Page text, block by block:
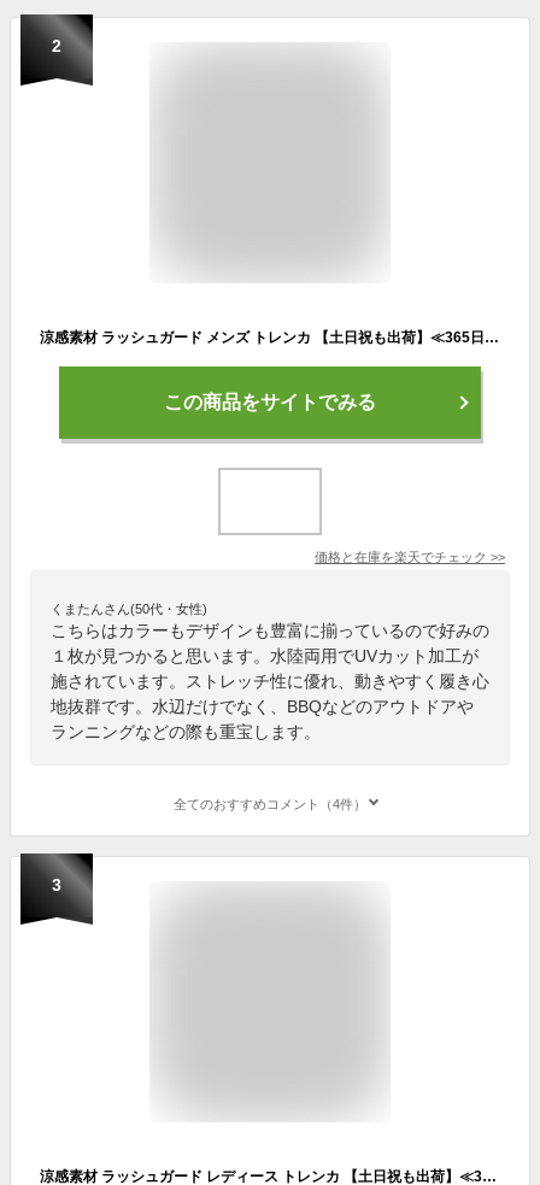
2
涼感素材 ラッシュガード メンズ トレンカ 【土日祝も出荷】≪365日品質保証≫ 全色UVカット率99.5％↑ UVカット uvパーカー 水着 体型カバー レディース キッズ の サーフパンツ や マリンシューズ サファリハット リンネ
この商品をサイトでみる
価格と在庫を楽天でチェック >>
くまたんさん(50代・女性)
こちらはカラーもデザインも豊富に揃っているので好みの
１枚が見つかると思います。水陸両用でUVカット加工が
施されています。ストレッチ性に優れ、動きやすく履き心
地抜群です。水辺だけでなく、BBQなどのアウトドアや
ランニングなどの際も重宝します。
全てのおすすめコメント（4件）
3
涼感素材 ラッシュガード レディース トレンカ 【土日祝も出荷】≪365日品質保証≫ 全色UVカット率99.5％↑ UVカット uvパーカー 水着 体型カバー メンズ キッズ の サーフパンツ や マリンシューズ サファリハット リンネ